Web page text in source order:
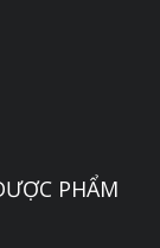
PHẨM